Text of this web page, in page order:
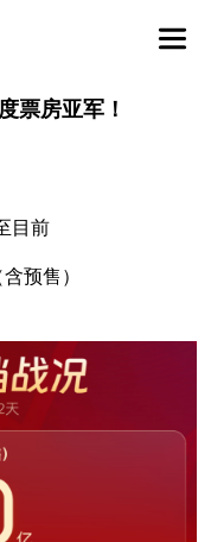
票房亚军！
目前
预售）